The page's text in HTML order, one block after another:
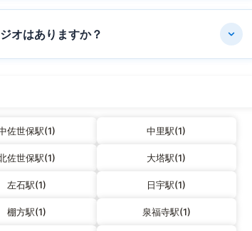
オはありますか？
佐世保駅(1) 中里駅(1)
佐世保駅(1) 大塔駅(1)
左石駅(1) 日宇駅(1)
棚方駅(1) 泉福寺駅(1)